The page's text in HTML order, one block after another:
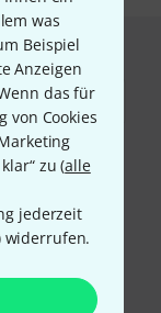
was
Beispiel
Anzeigen
das für
von Cookies
zu (alle
jederzeit
widerrufen.
bezahlen